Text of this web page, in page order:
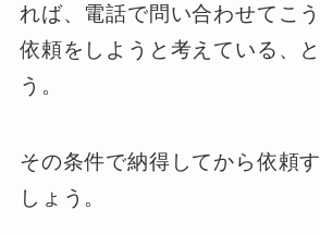
れば、電話で問い合わせてこ
依頼をしようと考えている、
う。
その条件で納得してから依頼
しょう。